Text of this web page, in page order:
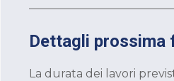
Dettagli prossima
La durata dei lavori